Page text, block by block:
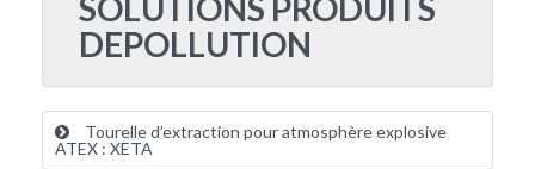
SOLUTIONS PRODUITS
DEPOLLUTION
Tourelle d’extraction pour atmosphère explosive
ATEX : XETA